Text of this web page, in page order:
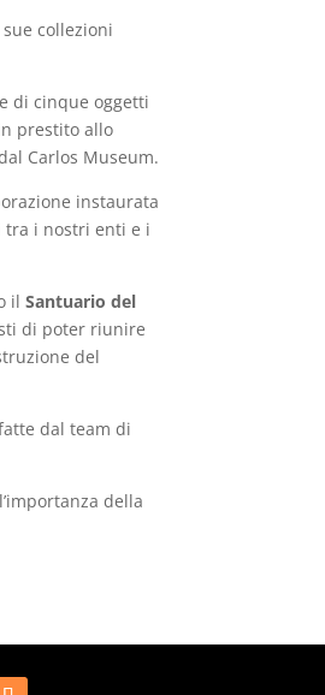
collezioni
di cinque oggetti
prestito allo
Carlos Museum.
instaurata
tra i nostri enti e i
ilSantuario del
di poter riunire
del
dal team di
della